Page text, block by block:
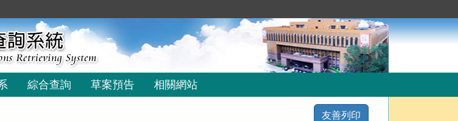
綜合查詢 草案預告 相關網站
友善列印